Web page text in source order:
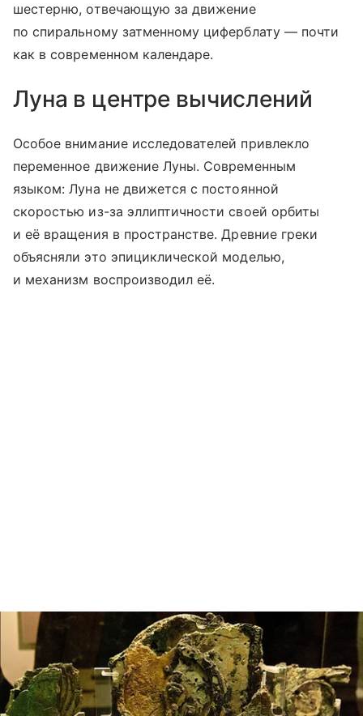
шестерню, отвечающую за движение
по спиральному затменному циферблату — почти
как в современном календаре.
Луна в центре вычислений
Особое внимание исследователей привлекло
переменное движение Луны. Современным
языком: Луна не движется с постоянной
скоростью из-за эллиптичности своей орбиты
и её вращения в пространстве. Древние греки
объясняли это эпициклической моделью,
и механизм воспроизводил её.